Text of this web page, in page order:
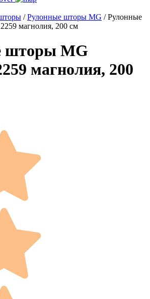
/ Рулонные шторы MG / Рулонные
магнолия, 200 см
шторы MG
магнолия, 200